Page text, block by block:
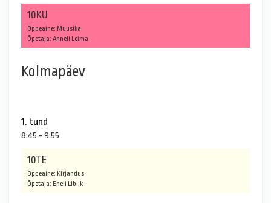
10KU
Õppeaine: Muusika
Õpetaja: Anneli Leima
Kolmapäev
1. tund
8:45 - 9:55
10TE
Õppeaine: Kirjandus
Õpetaja: Eneli Liblik